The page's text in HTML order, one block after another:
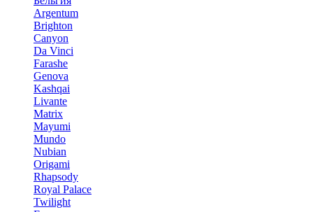
Argentum
Brighton
Canyon
Da Vinci
Farashe
Genova
Kashqai
Livante
Matrix
Mayumi
Mundo
Nubian
Origami
Rhapsody
Royal Palace
Twilight